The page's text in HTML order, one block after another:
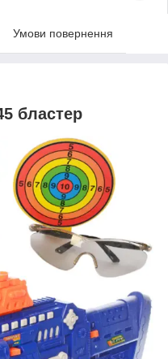
Умови повернення
бластер